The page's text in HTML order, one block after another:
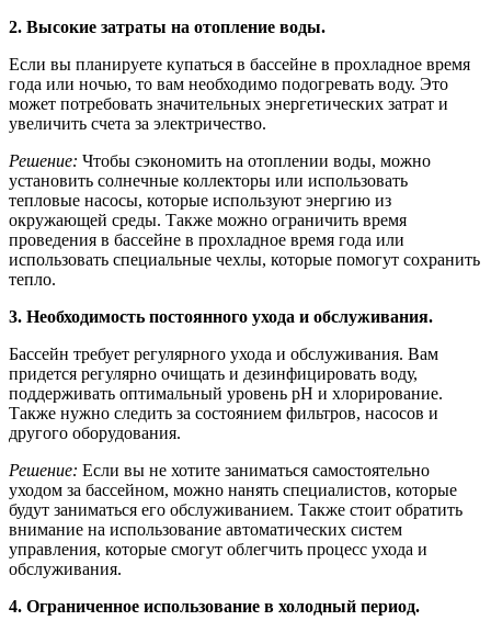
2. Высокие затраты на отопление воды.
Если вы планируете купаться в бассейне в прохладное время
года или ночью, то вам необходимо подогревать воду. Это
может потребовать значительных энергетических затрат и
увеличить счета за электричество.
Решение: Чтобы сэкономить на отоплении воды, можно
установить солнечные коллекторы или использовать
тепловые насосы, которые используют энергию из
окружающей среды. Также можно ограничить время
проведения в бассейне в прохладное время года или
использовать специальные чехлы, которые помогут сохранить
тепло.
3. Необходимость постоянного ухода и обслуживания.
Бассейн требует регулярного ухода и обслуживания. Вам
придется регулярно очищать и дезинфицировать воду,
поддерживать оптимальный уровень рН и хлорирование.
Также нужно следить за состоянием фильтров, насосов и
другого оборудования.
Решение: Если вы не хотите заниматься самостоятельно
уходом за бассейном, можно нанять специалистов, которые
будут заниматься его обслуживанием. Также стоит обратить
внимание на использование автоматических систем
управления, которые смогут облегчить процесс ухода и
обслуживания.
4. Ограниченное использование в холодный период.